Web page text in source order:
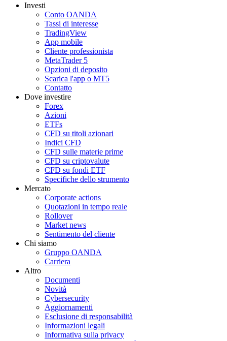
Investi
Conto OANDA
Tassi di interesse
TradingView
App mobile
Cliente professionista
MetaTrader 5
Opzioni di deposito
Scarica l'app o MT5
Contatto
Dove investire
Forex
Azioni
ETFs
CFD su titoli azionari
Indici CFD
CFD sulle materie prime
CFD su criptovalute
CFD su fondi ETF
Specifiche dello strumento
Mercato
Corporate actions
Quotazioni in tempo reale
Rollover
Market news
Sentimento del cliente
Chi siamo
Gruppo OANDA
Carriera
Altro
Documenti
Novità
Cybersecurity
Aggiornamenti
Esclusione di responsabilità
Informazioni legali
Informativa sulla privacy